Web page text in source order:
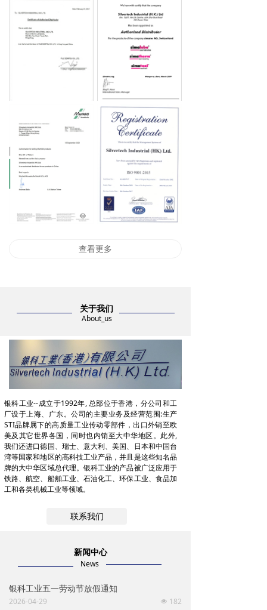
查看更多
About_us
关于我们
银科工业--成立于1992年, 总部位于香港，分公司和工
厂设于上海、广东。公司的主要业务及经营范围:生产
STI品牌属下的高质量工业传动零部件，出口外销至欧
美及其它世界各国，同时也内销至大中华地区。此外,
我们还进口德国、瑞士、意大利、美国、日本和中国台
湾等国家和地区的高科技工业产品，并且是这些知名品
牌的大中华区域总代理。银科工业的产品被广泛应用于
铁路、航空、船舶工业、石油化工、环保工业、食品加
工和各类机械工业等领域。
联系我们
News
新闻中心
银科工业五一劳动节放假通知
넶 182
2026-04-29